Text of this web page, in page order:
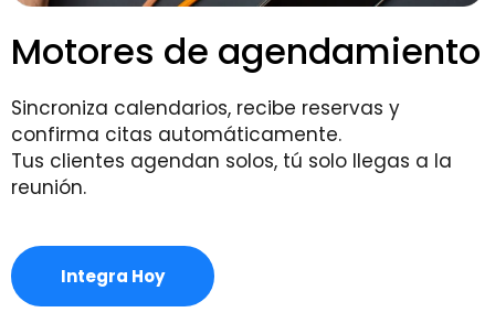
Motores de agendamiento
Sincroniza calendarios, recibe reservas y
confirma citas automáticamente.
Tus clientes agendan solos, tú solo llegas a la
reunión.
Integra Hoy